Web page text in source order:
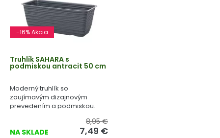
-16% Akcia
Truhlík SAHARA s
podmiskou antracit 50 cm
Moderný truhlík so
zaujímavým dizajnovým
prevedením a podmiskou.
NA SKLADE
8,95 €
7,49 €